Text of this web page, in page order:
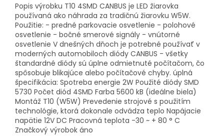
Popis výrobku T10 4SMD CANBUS je LED žiarovka
používaná ako náhrada za tradičnú žiarovku W5W.
Použitie: - predné parkovacie osvetlenie - polohové
osvetlenie - bočné smerové signály - vnútorné
osvetlenie V dnešných dňoch je potrebné používať v
moderných automobiloch diódy CANBUS - všetky
štandardné diódy sú úplne odmietnuté počítačom, čo
spôsobuje blikajúce alebo počítačové chyby. úplná
špecifikácia: Spotreba energie 2W Použité diódy SMD
5730 Počet diód 4SMD Farba 5600 kB (ideálne biela)
Montáž T10 (W5W) Prevedenie strojové s použitím
technológie, ktorá dokonale odvádza teplo Napájacie
napätie 12V DC Pracovná teplota -30 ~ + 80 ° C
Značkový výrobok áno